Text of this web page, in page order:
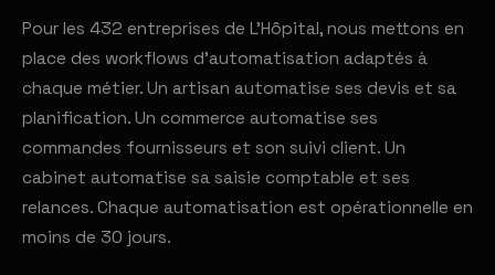
Pour les 432 entreprises de L'Hôpital, nous mettons en
place des workflows d'automatisation adaptés à
chaque métier. Un artisan automatise ses devis et sa
planification. Un commerce automatise ses
commandes fournisseurs et son suivi client. Un
cabinet automatise sa saisie comptable et ses
relances. Chaque automatisation est opérationnelle en
moins de 30 jours.